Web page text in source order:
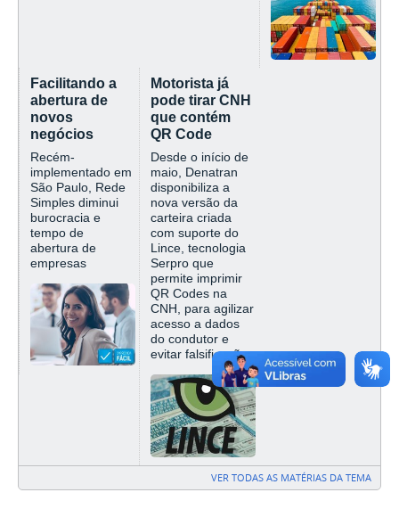
Facilitando a
abertura de
novos
negócios
Recém-
implementado em
São Paulo, Rede
Simples diminui
burocracia e
tempo de
abertura de
empresas
Motorista já
pode tirar CNH
que contém
QR Code
Desde o início de
maio, Denatran
disponibiliza a
nova versão da
carteira criada
com suporte do
Lince, tecnologia
Serpro que
permite imprimir
QR Codes na
CNH, para agilizar
acesso a dados
do condutor e
evitar falsificações
VER TODAS AS MATÉRIAS DA TEMA